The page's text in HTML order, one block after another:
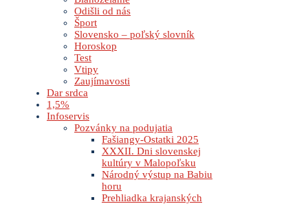
Odišli od nás
Šport
Slovensko – poľský slovník
Horoskop
Test
Vtipy
Zaujímavosti
Dar srdca
1,5%
Infoservis
Pozvánky na podujatia
Fašiangy-Ostatki 2025
XXXII. Dni slovenskej
kultúry v Malopoľsku
Národný výstup na Babiu
horu
Prehliadka krajanských